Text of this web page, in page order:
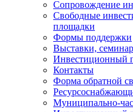
Сопровождение
Свободные
площадки
Формы поддержки
Выставки,
Инвестиционный
Контакты
Форма обратной
Муниципально-